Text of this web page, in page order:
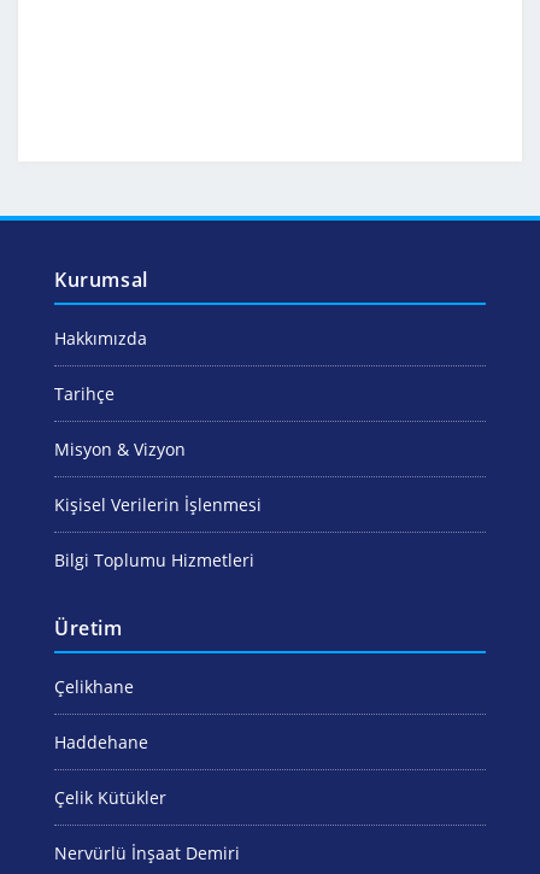
Kurumsal
Hakkımızda
Tarihçe
Misyon & Vizyon
Kişisel Verilerin İşlenmesi
Bilgi Toplumu Hizmetleri
Üretim
Çelikhane
Haddehane
Çelik Kütükler
Nervürlü İnşaat Demiri